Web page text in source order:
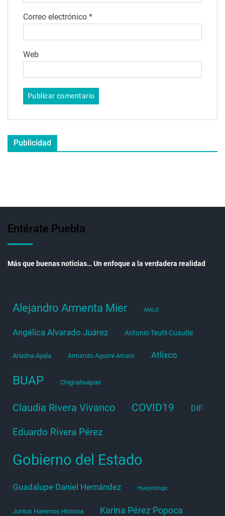
Correo electrónico *
Web
Publicidad
Entérate Puebla
Más que buenas noticias… Un enfoque a la verdadera realidad
Alejandro Armenta Mier AMLO
Angélica Alvarado Juárez Antonio Teutli Cuautle
Ariadna Ayala Armando Aguirre Amaro Atlixco
BUAP Chignahuapan
Claudia Rivera Vivanco COVID19 DIF
Eduardo Rivera Pérez
Gobierno del Estado
Guadalupe Daniel Hernández Huejotzingo
Juntos Haremos Historia Karina Pérez Popoca